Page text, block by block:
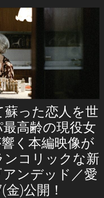
った恋人を世
高齢の現役女
く本編映像が
ンコリックな新
ンデッド／愛
)公開！